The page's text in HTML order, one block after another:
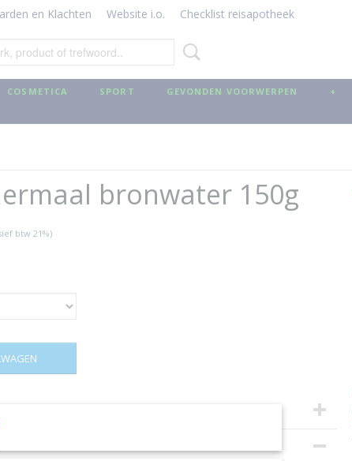
en Klachten Website i.o. Checklist reisapotheek
COSMETICA SPORT GEVONDEN VOORWERPEN +
bronwater 150g
btw 21%)
3337871308612